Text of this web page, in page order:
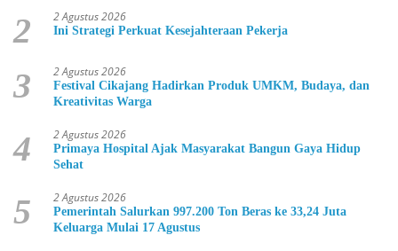
2 2 Agustus 2026
Ini Strategi Perkuat Kesejahteraan Pekerja
3 2 Agustus 2026
Festival Cikajang Hadirkan Produk UMKM, Budaya, dan
Kreativitas Warga
4 2 Agustus 2026
Primaya Hospital Ajak Masyarakat Bangun Gaya Hidup
Sehat
5 2 Agustus 2026
Pemerintah Salurkan 997.200 Ton Beras ke 33,24 Juta
Keluarga Mulai 17 Agustus